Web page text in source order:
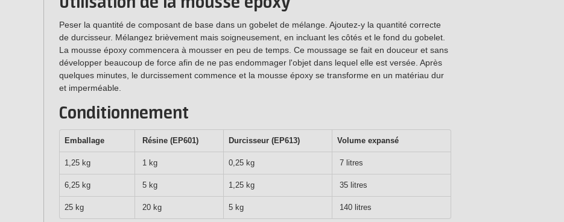
Peser la quantité de composant de base dans un gobelet de mélange. Ajoutez-y la quantité correcte
de durcisseur. Mélangez brièvement mais soigneusement, en incluant les côtés et le fond du gobelet.
La mousse époxy commencera à mousser en peu de temps. Ce moussage se fait en douceur et sans
développer beaucoup de force afin de ne pas endommager l'objet dans lequel elle est versée. Après
quelques minutes, le durcissement commence et la mousse époxy se transforme en un matériau dur
et imperméable.
Conditionnement
Emballage Résine (EP601) Durcisseur (EP613) Volume expansé
1,25 kg 1 kg 0,25 kg 7 litres
6,25 kg 5 kg 1,25 kg 35 litres
25 kg 20 kg 5 kg 140 litres